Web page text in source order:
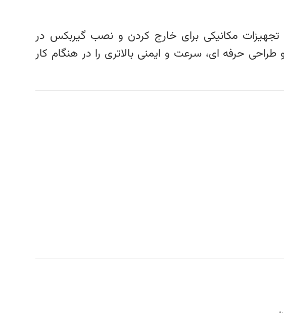
تجهیزات مکانیکی برای خارج کردن و نصب گیربکس در
حرفه‌ ای، سرعت و ایمنی بالاتری را در هنگام کار